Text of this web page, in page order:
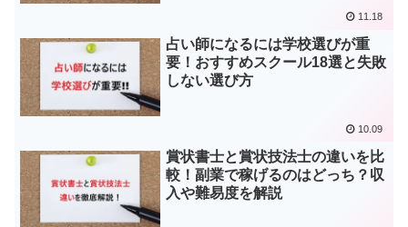
11.18
占い師になるには学校選びが重
要！おすすめスクール18選と失敗
しない選び方
10.09
賞状書士と賞状技法士の違いを比
較！副業で稼げるのはどっち？収
入や難易度を解説